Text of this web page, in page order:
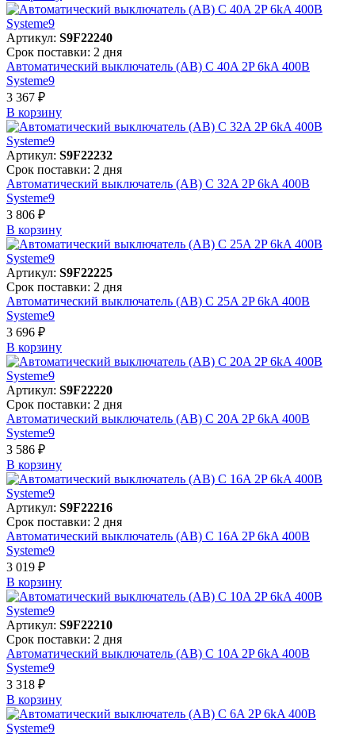
Артикул: S9F22240
Срок поставки: 2 дня
Автоматический выключатель (АВ) C 40A 2P 6kA 400В
Systeme9
3 367 ₽
В корзинy
Артикул: S9F22232
Срок поставки: 2 дня
Автоматический выключатель (АВ) C 32A 2P 6kA 400В
Systeme9
3 806 ₽
В корзинy
Артикул: S9F22225
Срок поставки: 2 дня
Автоматический выключатель (АВ) C 25A 2P 6kA 400В
Systeme9
3 696 ₽
В корзинy
Артикул: S9F22220
Срок поставки: 2 дня
Автоматический выключатель (АВ) C 20A 2P 6kA 400В
Systeme9
3 586 ₽
В корзинy
Артикул: S9F22216
Срок поставки: 2 дня
Автоматический выключатель (АВ) C 16A 2P 6kA 400В
Systeme9
3 019 ₽
В корзинy
Артикул: S9F22210
Срок поставки: 2 дня
Автоматический выключатель (АВ) C 10A 2P 6kA 400В
Systeme9
3 318 ₽
В корзинy